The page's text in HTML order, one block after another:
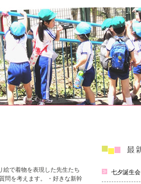
絵で着物を表現した先生たち
問を考えます。 ・好きな新幹
七夕誕生会